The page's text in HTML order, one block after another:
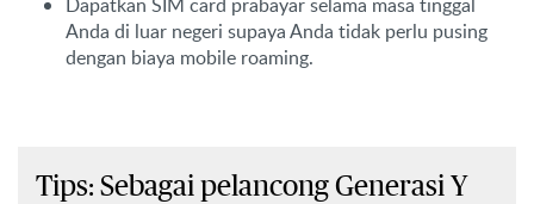
Anda di luar negeri supaya Anda tidak perlu pusing
dengan biaya mobile roaming.
Tips: Sebagai pelancong Generasi Y